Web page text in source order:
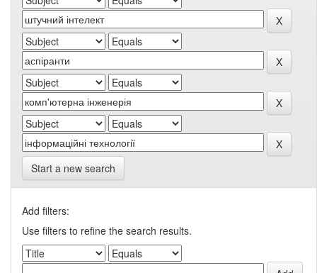
Start a new search
Add filters:
Use filters to refine the search results.